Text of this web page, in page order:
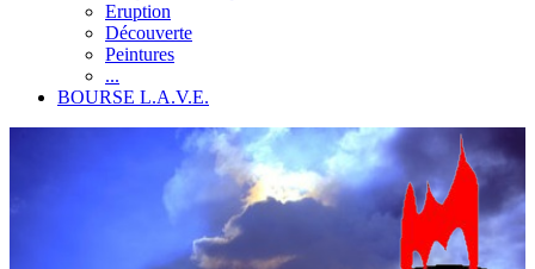
Eruption
Découverte
Peintures
...
BOURSE L.A.V.E.